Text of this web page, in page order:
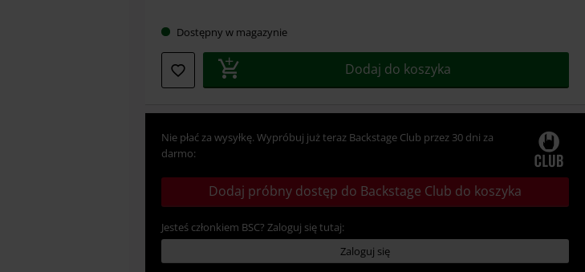
Dostępny w magazynie
Dodaj do koszyka
Nie płać za wysyłkę. Wypróbuj już teraz Backstage Club przez 30 dni za
darmo:
Dodaj próbny dostęp do Backstage Club do koszyka
Jesteś członkiem BSC? Zaloguj się tutaj:
Zaloguj się